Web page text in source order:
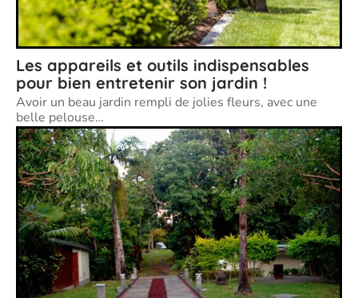
Les appareils et outils indispensables
pour bien entretenir son jardin !
Avoir un beau jardin rempli de jolies fleurs, avec une
belle pelouse…